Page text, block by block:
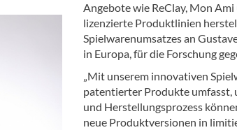
Angebote wie ReClay, Mon
lizenzierte Produktlinien
Spielwarenumsatzes an
in Europa, für die Forschung
„Mit unserem innovativen
patentierter Produkte umfasst,
und Herstellungsprozess
neue Produktversionen in